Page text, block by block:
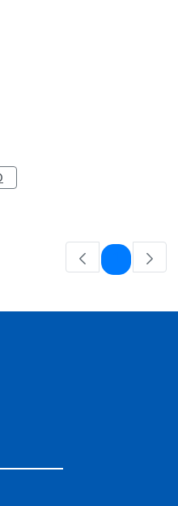
Pagina